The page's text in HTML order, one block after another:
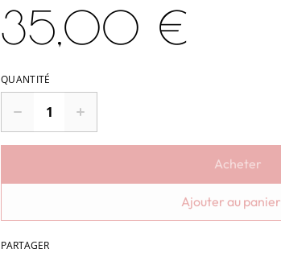
35,00 €
QUANTITÉ
Acheter
Ajouter au panier
PARTAGER